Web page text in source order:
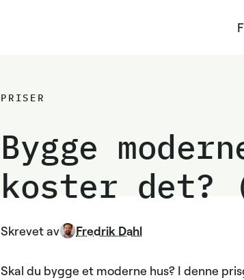
PRISER
Bygge
koster det?
Skrevet av Fredrik Dahl
Skal du bygge et moderne hus? I denne